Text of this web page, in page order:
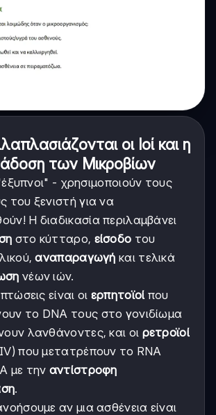
οι Ιοί και η
των Μικροβίων
"έξυπνοι" - χρησιμοποιούν τους
του ξενιστή για να
Η διαδικασία περιλαμβάνει
στο κύτταρο, είσοδο του
αναπαραγωγή και τελικά
νέων ιών.
είναι οι ερπητοϊοί που
το DNA τους στο γονιδίωμα
λανθάνοντες, και οι ρετροϊοί
που μετατρέπουν το RNA
με την αντίστροφη
.
αν μια ασθένεια είναι